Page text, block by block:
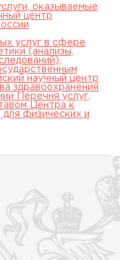
оказываемые
центр
услуг в сфере
(анализы,
научный центр
здравоохранения
Перечня услуг,
Центра к
для физических и